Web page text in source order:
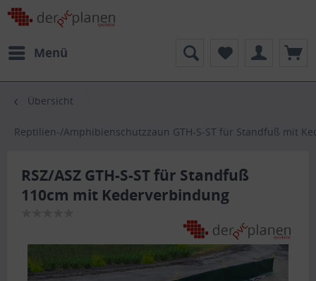
Menü
Übersicht
Reptilien-/Amphibienschutzzaun GTH-S-ST für Standfuß mit
RSZ/ASZ GTH-S-ST für Standfuß
110cm mit Kederverbindung